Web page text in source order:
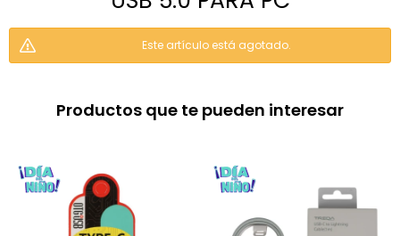
Este artículo está agotado.
Productos que te pueden interesar